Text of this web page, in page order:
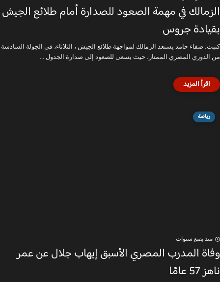
الزمالك في مهمة الصعود للصدارة أمام طلائع الجيش
بقيادة جروس
كتبت: صفاء حامد يستعد الزمالك لمواجهة طلائع الجيش ، الثلاثاء، في الجولة السادسة
من الدوري المصري الممتاز، حيث يسعى للصعود إلى صدارة الجدول ...
رياضة
منذ بضع سنوات
وفاة المدرب المصري الأسبق إيهاب جلال عن عمر
ناهز 57 عامًا